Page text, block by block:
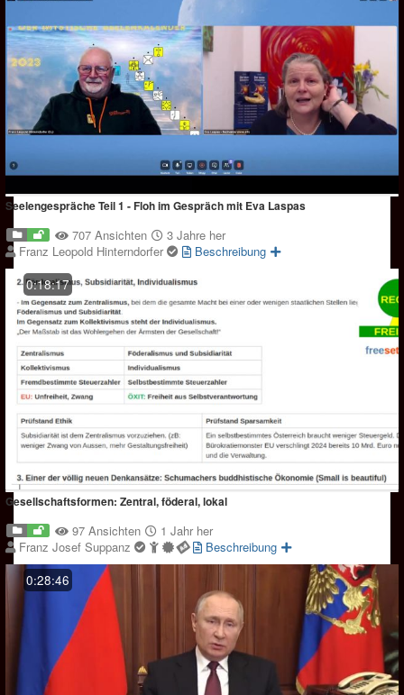
Seelengespräche Teil 1 - Floh im Gespräch mit Eva Laspas
707 Ansichten
3 Jahre her
Franz Leopold Hinterndorfer
Beschreibung
0:18:17
Gesellschaftsformen: Zentral, föderal, lokal
97 Ansichten
1 Jahr her
Franz Josef Suppanz
Beschreibung
0:28:46